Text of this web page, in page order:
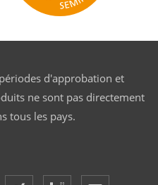
d'approbation et
ne sont pas directement
tous les pays.